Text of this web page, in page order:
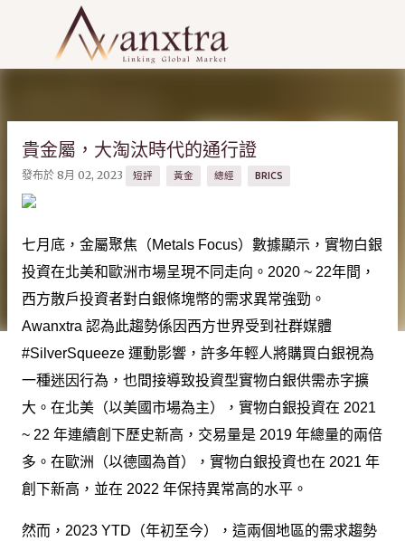
跳到主要內容
貴金屬，大淘汰時代的通行證
發布於 8月 02, 2023 短評 黃金 總經 BRICS
七月底，金屬聚焦（Metals Focus）數據顯示，實物白銀
投資在北美和歐洲市場呈現不同走向。2020 ~ 22年間，
西方散戶投資者對白銀條塊幣的需求異常強勁。
Awanxtra 認為此趨勢係因西方世界受到社群媒體
#SilverSqueeze 運動影響，許多年輕人將購買白銀視為
一種迷因行為，也間接導致投資型實物白銀供需赤字擴
大。在北美（以美國市場為主），實物白銀投資在 2021
~ 22 年連續創下歷史新高，交易量是 2019 年總量的兩倍
多。在歐洲（以德國為首），實物白銀投資也在 2021 年
創下新高，並在 2022 年保持異常高的水平。
然而，2023 YTD（年初至今），這兩個地區的需求趨勢